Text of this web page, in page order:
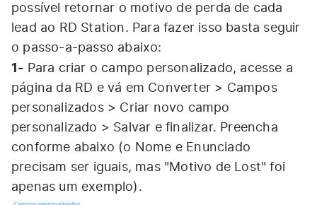
possível retornar o motivo de perda de cada
lead ao RD Station. Para fazer isso basta seguir
o passo-a-passo abaixo:
1- Para criar o campo personalizado, acesse a
página da RD e vá em Converter > Campos
personalizados > Criar novo campo
personalizado > Salvar e finalizar. Preencha
conforme abaixo (o Nome e Enunciado
precisam ser iguais, mas "Motivo de Lost" foi
apenas um exemplo).